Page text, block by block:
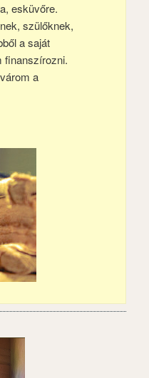
esküvőre.
szülőknek,
a saját
finanszírozni.
a